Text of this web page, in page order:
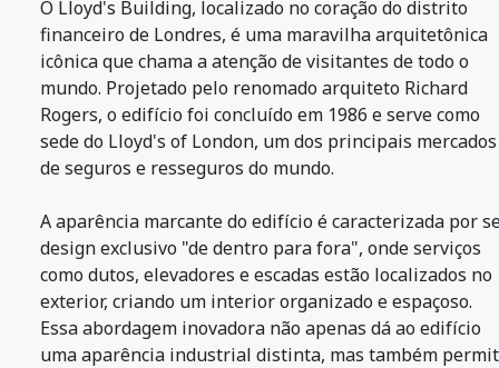
O Lloyd's Building, localizado no coração do distrito
financeiro de Londres, é uma maravilha arquitetônica
icônica que chama a atenção de visitantes de todo o
mundo. Projetado pelo renomado arquiteto Richard
Rogers, o edifício foi concluído em 1986 e serve como
sede do Lloyd's of London, um dos principais mercados
de seguros e resseguros do mundo.
A aparência marcante do edifício é caracterizada por
design exclusivo "de dentro para fora", onde serviços
como dutos, elevadores e escadas estão localizados no
exterior, criando um interior organizado e espaçoso.
Essa abordagem inovadora não apenas dá ao edifício
uma aparência industrial distinta, mas também